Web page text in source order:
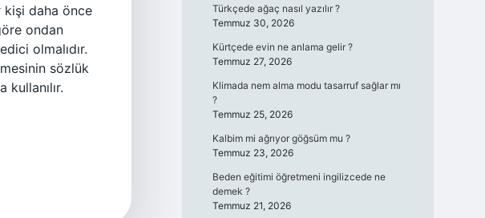
kişi daha önce
ondan
olmalıdır.
sözlük
Türkçede ağaç nasıl yazılır ?
Temmuz 30, 2026
Kürtçede evin ne anlama gelir ?
Temmuz 27, 2026
Klimada nem alma modu tasarruf sağlar mı
?
Temmuz 25, 2026
Kalbim mi ağrıyor göğsüm mu ?
Temmuz 23, 2026
Beden eğitimi öğretmeni ingilizcede ne
demek ?
Temmuz 21, 2026